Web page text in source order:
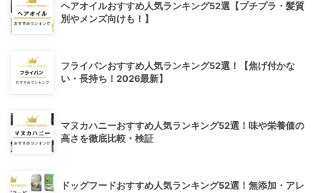
ヘアオイルおすすめ人気ランキング52選【プチプラ・髪質
別やメンズ向けも！】
フライパンおすすめ人気ランキング52選！【焦げ付かな
い・長持ち！2026最新】
マヌカハニーおすすめ人気ランキング52選！味や栄養価の
高さを徹底比較・検証
ドッグフードおすすめ人気ランキング52選！無添加・アレ